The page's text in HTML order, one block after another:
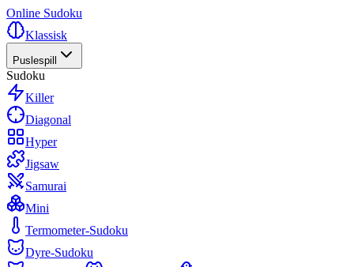
Online Sudoku
Klassisk
Puslespill
Sudoku
Killer
Diagonal
Hyper
Jigsaw
Samurai
Mini
Termometer-Sudoku
Dyre-Sudoku